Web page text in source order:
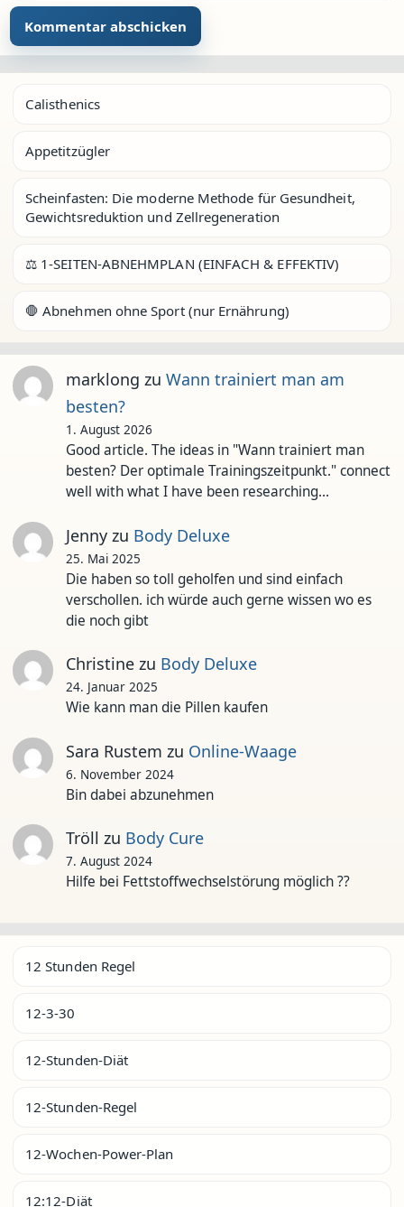
Calisthenics
Appetitzügler
Scheinfasten: Die moderne Methode für Gesundheit,
Gewichtsreduktion und Zellregeneration
⚖️ 1-SEITEN-ABNEHMPLAN (EINFACH & EFFEKTIV)
🛑 Abnehmen ohne Sport (nur Ernährung)
marklong zu Wann trainiert man am
besten?
1. August 2026
Good article. The ideas in "Wann trainiert man
besten? Der optimale Trainingszeitpunkt." connect
well with what I have been researching…
Jennyzu Body Deluxe
25. Mai 2025
Die haben so toll geholfen und sind einfach
verschollen. ich würde auch gerne wissen wo es
die noch gibt
Christinezu Body Deluxe
24. Januar 2025
Wie kann man die Pillen kaufen
Sara Rustem zu Online-Waage
6. November 2024
Bin dabei abzunehmen
Tröll zu Body Cure
7. August 2024
Hilfe bei Fettstoffwechselstörung möglich ??
12 Stunden Regel
12-3-30
12-Stunden-Diät
12-Stunden-Regel
12-Wochen-Power-Plan
12:12-Diät